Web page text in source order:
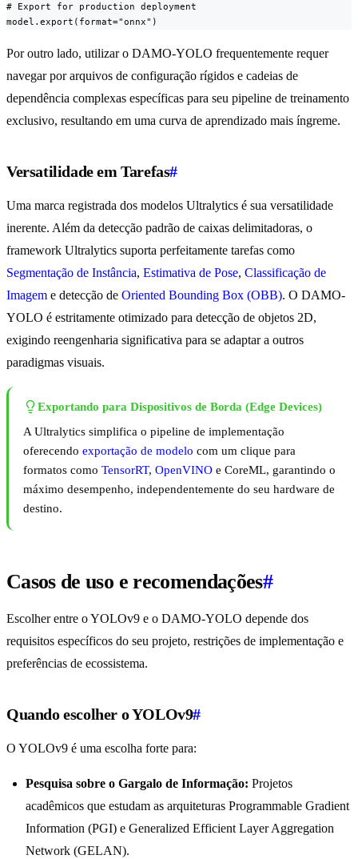
# Export for production deployment
model.export(format="onnx")
Por outro lado, utilizar o DAMO-YOLO frequentemente requer
navegar por arquivos de configuração rígidos e cadeias de
dependência complexas específicas para seu pipeline de treinamento
exclusivo, resultando em uma curva de aprendizado mais íngreme.
Versatilidade em Tarefas#
Uma marca registrada dos modelos Ultralytics é sua versatilidade
inerente. Além da detecção padrão de caixas delimitadoras, o
framework Ultralytics suporta perfeitamente tarefas como
Segmentação de Instância, Estimativa de Pose, Classificação de
Imagem e detecção de Oriented Bounding Box (OBB). O DAMO-
YOLO é estritamente otimizado para detecção de objetos 2D,
exigindo reengenharia significativa para se adaptar a outros
paradigmas visuais.
Exportando para Dispositivos de Borda (Edge Devices)
A Ultralytics simplifica o pipeline de implementação
oferecendo exportação de modelo com um clique para
formatos como TensorRT, OpenVINO e CoreML, garantindo o
máximo desempenho, independentemente do seu hardware de
destino.
Casos de uso e recomendações#
Escolher entre o YOLOv9 e o DAMO-YOLO depende dos
requisitos específicos do seu projeto, restrições de implementação e
preferências de ecossistema.
Quando escolher o YOLOv9#
O YOLOv9 é uma escolha forte para:
Pesquisa sobre o Gargalo de Informação: Projetos
acadêmicos que estudam as arquiteturas Programmable Gradient
Information (PGI) e Generalized Efficient Layer Aggregation
Network (GELAN).